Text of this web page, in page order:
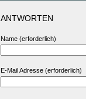
ANTWORTEN
Name (erforderlich)
E-Mail Adresse (erforderlich)